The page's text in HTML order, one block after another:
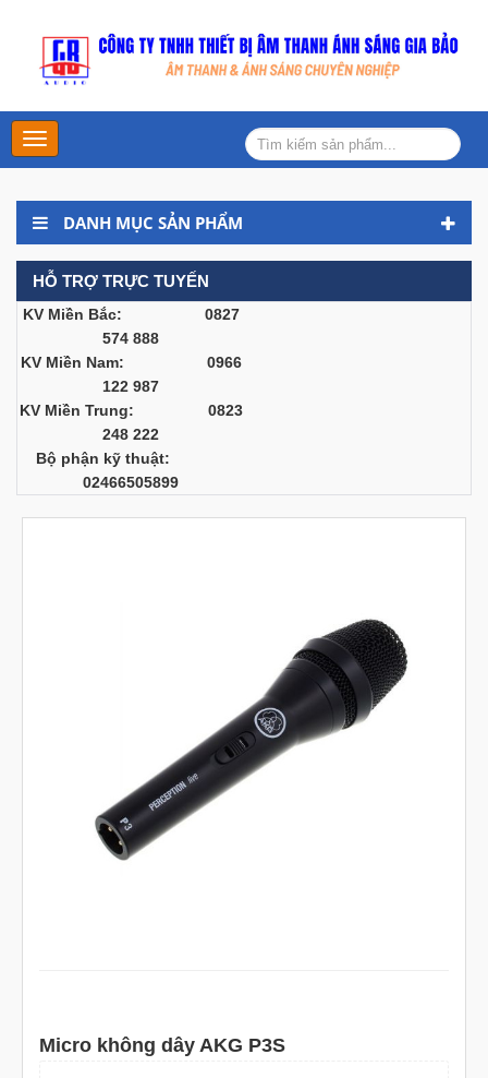
Main
Menu
DANH MỤC SẢN PHẨM
HỖ TRỢ TRỰC TUYẾN
KV Miền Bắc: 0827
574 888
KV Miền Nam: 0966
122 987
KV Miền Trung: 0823
248 222
Bộ phận kỹ thuật:
02466505899
Micro không dây AKG P3S